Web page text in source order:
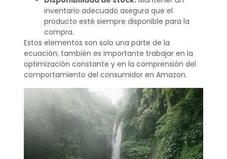
inventario adecuado asegura que el
producto esté siempre disponible para la
compra.
Estos elementos son solo una parte de la
ecuación; también es importante trabajar en la
optimización constante y en la comprensión del
comportamiento del consumidor en Amazon.